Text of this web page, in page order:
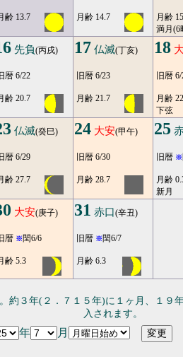
齢 13.7 月齢 14.7
月齢
満月(6
先負(丙戌)
旧暦 6/22
齢 20.7
17 仏滅(丁亥)
旧暦 6/23
月齢 21.7
18
旧暦
月齢
下弦
仏滅(癸巳)
旧暦 6/29
齢 27.7
24 大安(甲午)
旧暦 6/30
月齢 28.7
25
旧暦 ※
月齢
新月
大安(庚子)
旧暦 ※閏6/6
齢 5.3
31 赤口(辛丑)
旧暦 ※閏6/7
月齢 6.3
約３年(２．７１５年)に１ヶ月、１
入されます。
年 月